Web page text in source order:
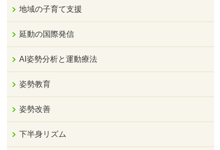
地域の子育て支援
延動の国際発信
AI姿勢分析と運動療法
姿勢教育
姿勢改善
下半身リズム